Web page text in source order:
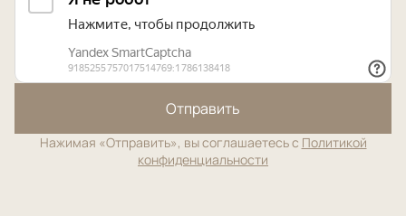
Отправить
Нажимая «Отправить», вы соглашаетесь с Политикой
конфиденциальности